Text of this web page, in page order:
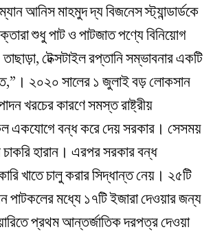
আনিস মাহমুদ দ্য বিজনেস স্ট্যান্ডার্ডকে
শুধু পাট ও পাটজাত পণ্যে বিনিয়োগ
টেক্সটাইল রপ্তানি সম্ভাবনার একটি
২০২০ সালের ১ জুলাই বড় লোকসান
খরচের কারণে সমস্ত রাষ্ট্রীয়
একযোগে বন্ধ করে দেয় সরকার। সেসময়
হারান। এরপর সরকার বন্ধ
খাতে চালু করার সিদ্ধান্ত নেয়। ২৫টি
পাটকলের মধ্যে ১৭টি ইজারা দেওয়ার জন্য
প্রথম আন্তর্জাতিক দরপত্র দেওয়া